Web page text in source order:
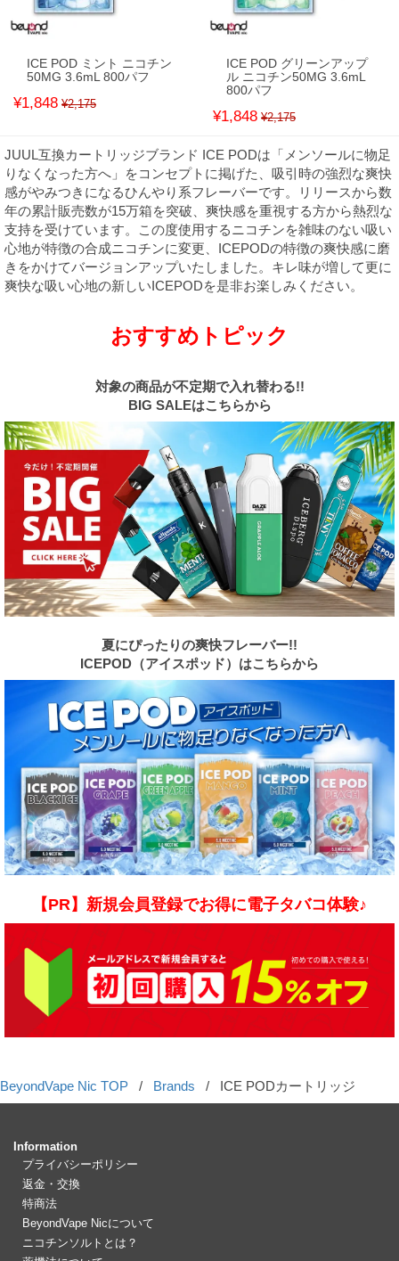
ICE POD ミント ニコチン
50MG 3.6mL 800パフ
¥1,848 ¥2,175
ICE POD グリーンアップ
ル ニコチン50MG 3.6mL
800パフ
¥1,848 ¥2,175
JUUL互換カートリッジブランド ICE PODは「メンソールに物足
りなくなった方へ」をコンセプトに掲げた、吸引時の強烈な爽快
感がやみつきになるひんやり系フレーバーです。リリースから数
年の累計販売数が15万箱を突破、爽快感を重視する方から熱烈な
支持を受けています。この度使用するニコチンを雑味のない吸い
心地が特徴の合成ニコチンに変更、ICEPODの特徴の爽快感に磨
きをかけてバージョンアップいたしました。キレ味が増して更に
爽快な吸い心地の新しいICEPODを是非お楽しみください。
おすすめトピック
対象の商品が不定期で入れ替わる!!
BIG SALEはこちらから
夏にぴったりの爽快フレーバー!!
ICEPOD（アイスポッド）はこちらから
【PR】新規会員登録でお得に電子タバコ体験♪
BeyondVape Nic TOP / Brands / ICE PODカートリッジ
Information
プライバシーポリシー
返金・交換
特商法
BeyondVape Nicについて
ニコチンソルトとは？